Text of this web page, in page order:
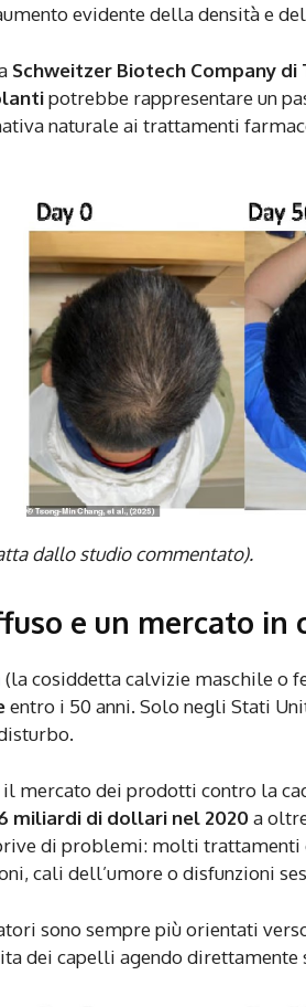
evidente della densità e
Schweitzer Biotech Company di
potrebbe rappresentare un
naturale ai trattamenti
dallo studio commentato).
e un mercato in
(la cosiddetta calvizie maschile o
entro i 50 anni. Solo negli Stati
mercato dei prodotti contro la
miliardi di dollari nel 2020a
di problemi: molti trattamenti
cali dell’umore o disfunzioni
sono sempre più orientati
dei capelli agendo direttamente